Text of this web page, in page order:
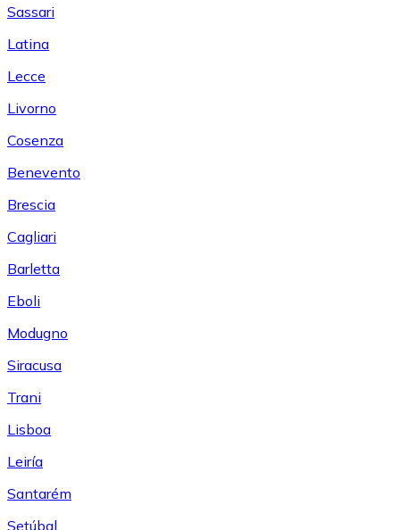
Sassari
Latina
Lecce
Livorno
Cosenza
Benevento
Brescia
Cagliari
Barletta
Eboli
Modugno
Siracusa
Trani
Lisboa
Leiría
Santarém
Setúbal